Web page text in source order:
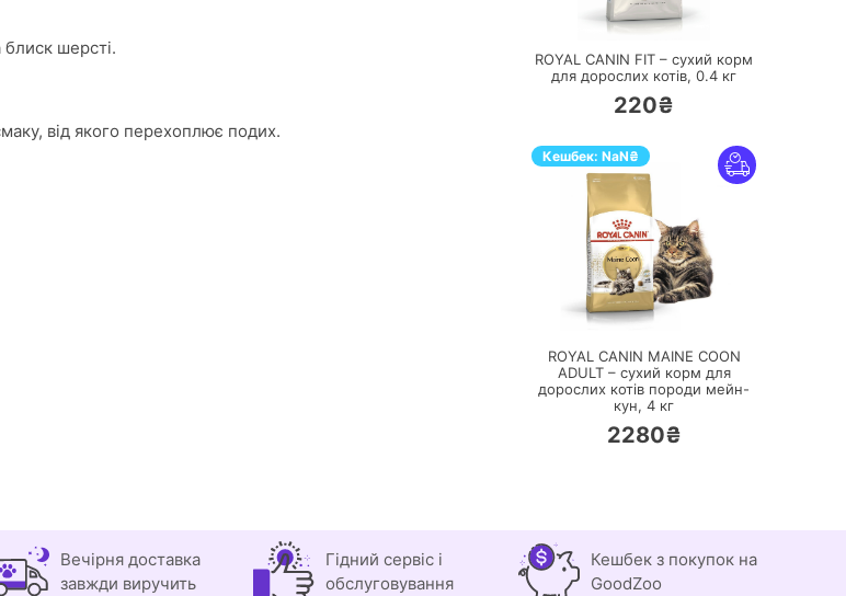
шерсті.
від якого перехоплює подих.
ПЕРЕЙТИ
ROYAL CANIN FIT – сухий корм
для дорослих котів, 0.4 кг
220₴
Кешбек: NaN₴
ПЕРЕЙТИ
ROYAL CANIN MAINE COON
ADULT – сухий корм для
дорослих котів породи мейн-
кун, 4 кг
2280₴
Вечірня доставка
завжди виручить
Гідний сервіс і
обслуговування
Кешбек з покупок на
GoodZoo